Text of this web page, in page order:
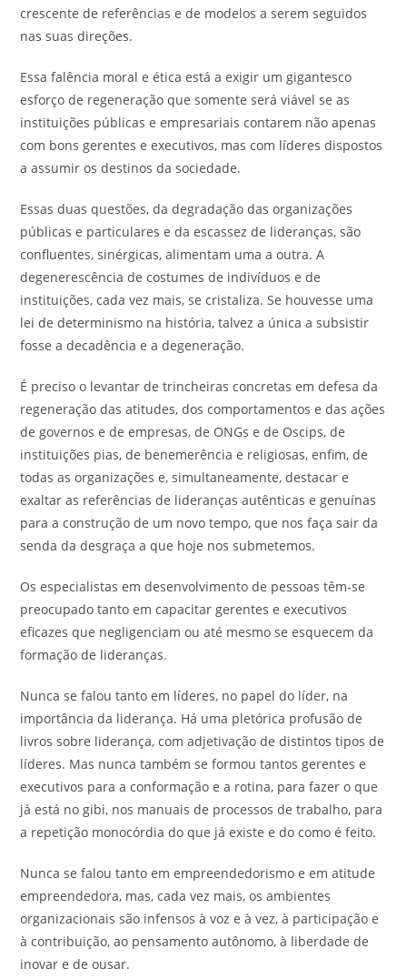
crescente de referências e de modelos a serem seguidos
nas suas direções.
Essa falência moral e ética está a exigir um gigantesco
esforço de regeneração que somente será viável se as
instituições públicas e empresariais contarem não apenas
com bons gerentes e executivos, mas com líderes dispostos
a assumir os destinos da sociedade.
Essas duas questões, da degradação das organizações
públicas e particulares e da escassez de lideranças, são
confluentes, sinérgicas, alimentam uma a outra. A
degenerescência de costumes de indivíduos e de
instituições, cada vez mais, se cristaliza. Se houvesse uma
lei de determinismo na história, talvez a única a subsistir
fosse a decadência e a degeneração.
É preciso o levantar de trincheiras concretas em defesa da
regeneração das atitudes, dos comportamentos e das ações
de governos e de empresas, de ONGs e de Oscips, de
instituições pias, de benemerência e religiosas, enfim, de
todas as organizações e, simultaneamente, destacar e
exaltar as referências de lideranças autênticas e genuínas
para a construção de um novo tempo, que nos faça sair da
senda da desgraça a que hoje nos submetemos.
Os especialistas em desenvolvimento de pessoas têm-se
preocupado tanto em capacitar gerentes e executivos
eficazes que negligenciam ou até mesmo se esquecem da
formação de lideranças.
Nunca se falou tanto em líderes, no papel do líder, na
importância da liderança. Há uma pletórica profusão de
livros sobre liderança, com adjetivação de distintos tipos de
líderes. Mas nunca também se formou tantos gerentes e
executivos para a conformação e a rotina, para fazer o que
já está no gibi, nos manuais de processos de trabalho, para
a repetição monocórdia do que já existe e do como é feito.
Nunca se falou tanto em empreendedorismo e em atitude
empreendedora, mas, cada vez mais, os ambientes
organizacionais são infensos à voz e à vez, à participação e
à contribuição, ao pensamento autônomo, à liberdade de
inovar e de ousar.